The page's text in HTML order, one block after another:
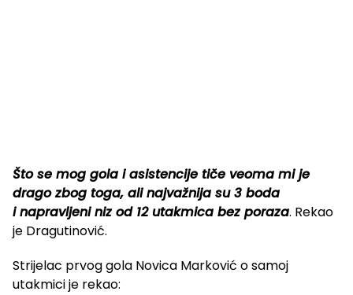
Što se mog gola i asistencije tiče veoma mi je
drago zbog toga, ali najvažnija su 3 boda
i napravljeni niz od 12 utakmica bez poraza. Rekao
je Dragutinović.
Strijelac prvog gola Novica Marković o samoj
utakmici je rekao: